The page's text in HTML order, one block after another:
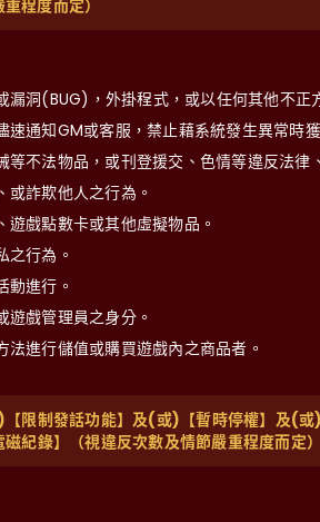
程度而定）
漏洞(BUG)，外掛程式，或以任何其他不正
速通知GM或客服，禁止藉系統發生異常時
等不法物品，或刊登援交、色情等違反法律
詐欺他人之行為。
戲點數卡或其他虛擬物品。
之行為。
動進行。
遊戲管理員之身分。
進行儲值或購買遊戲內之商品者。
限制發話功能】及(或)【暫時停權】及(
紀錄】（視違反次數及情節嚴重程度而定）